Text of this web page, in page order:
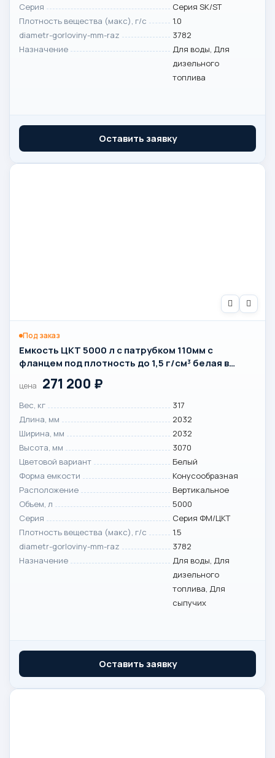
Серия
Серия SK/ST
Плотность вещества (макс), г/с
1.0
diametr-gorloviny-mm-raz
3782
Назначение
Для воды, Для
дизельного
топлива
Оставить заявку
Под заказ
Емкость ЦКТ 5000 л с патрубком 110мм с
фланцем под плотность до 1,5 г/см³ белая в
обрешетке
цена 271 200 ₽
Вес, кг
317
Длина, мм
2032
Ширина, мм
2032
Высота, мм
3070
Цветовой вариант
Белый
Форма емкости
Конусообразная
Расположение
Вертикальное
Объем, л
5000
Серия
Серия ФМ/ЦКТ
Плотность вещества (макс), г/с
1.5
diametr-gorloviny-mm-raz
3782
Назначение
Для воды, Для
дизельного
топлива, Для
сыпучих
Оставить заявку